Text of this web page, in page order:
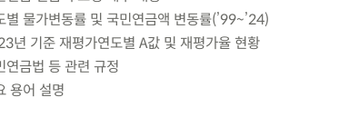
별 물가변동률 및 국민연금액 변동률(’99~’24)
년 기준 재평가연도별 A값 및 재평가율 현황
연금법 등 관련 규정
용어 설명